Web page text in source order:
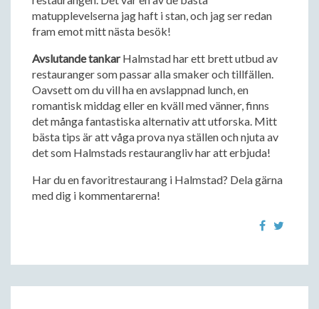
matupplevelserna jag haft i stan, och jag ser redan
fram emot mitt nästa besök!
Avslutande tankarHalmstad har ett brett utbud av
restauranger som passar alla smaker och tillfällen.
Oavsett om du vill ha en avslappnad lunch, en
romantisk middag eller en kväll med vänner, finns
det många fantastiska alternativ att utforska. Mitt
bästa tips är att våga prova nya ställen och njuta av
det som Halmstads restaurangliv har att erbjuda!
Har du en favoritrestaurang i Halmstad? Dela gärna
med dig i kommentarerna!